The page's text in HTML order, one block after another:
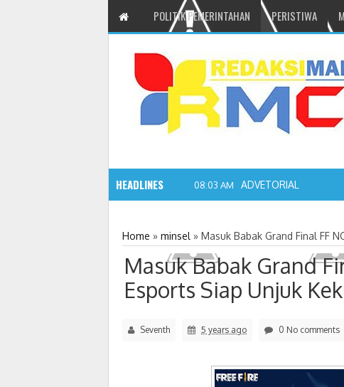
POLITIK PEMERINTAHAN PERISTIWA
HEADLINES 08:03 AM ADVETORIAL JONRU
Home » minsel » Masuk Babak Grand Final FF
Masuk Babak Grand
Esports Siap Unjuk
Seventh 5 years ago 0 No comments